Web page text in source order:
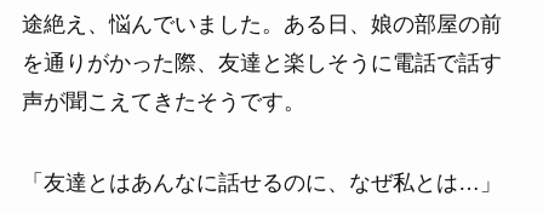
途絶え、悩んでいました。ある日、娘の部屋の前
を通りがかった際、友達と楽しそうに電話で話す
声が聞こえてきたそうです。
「友達とはあんなに話せるのに、なぜ私とは…」